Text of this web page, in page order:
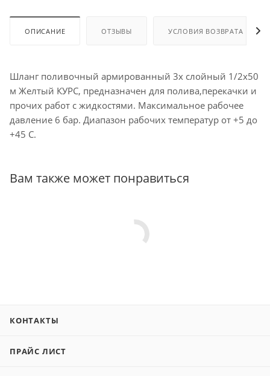
ОПИСАНИЕ ОТЗЫВЫ УСЛОВИЯ ВОЗВРАТА
Шланг поливочный армированный 3х слойный 1/2х50
м Желтый КУРС, предназначен для полива,перекачки и
прочих работ с жидкостями. Максимальное рабочее
давление 6 бар. Диапазон рабочих температур от +5 до
+45 С.
Вам также может понравиться
КОНТАКТЫ
ПРАЙС ЛИСТ